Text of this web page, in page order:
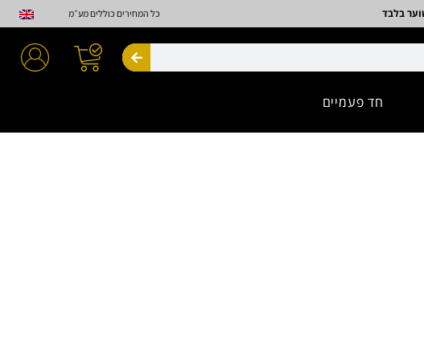
כל המחירים כוללים מע״מ
חיפוש
חד פעמיים